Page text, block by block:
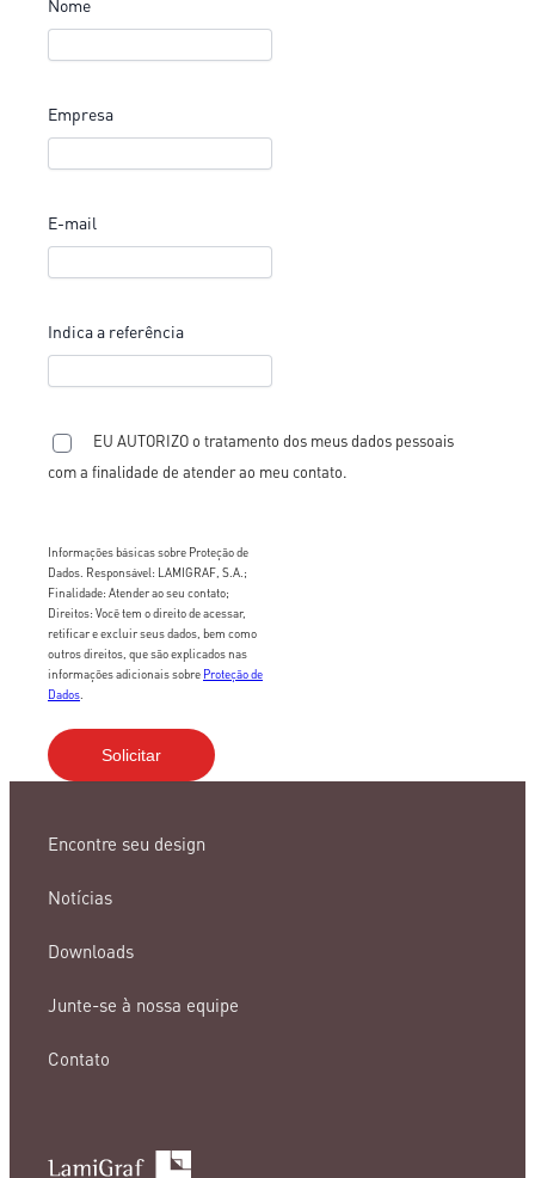
Nome
Empresa
E-mail
Indica a referência
EU AUTORIZO o tratamento dos meus dados pessoais
com a finalidade de atender ao meu contato.
Informações básicas sobre Proteção de
Dados. Responsável: LAMIGRAF, S.A.;
Finalidade: Atender ao seu contato;
Direitos: Você tem o direito de acessar,
retificar e excluir seus dados, bem como
outros direitos, que são explicados nas
informações adicionais sobre Proteção de
Dados
Encontre seu design
Notícias
Downloads
Junte-se à nossa equipe
Contato